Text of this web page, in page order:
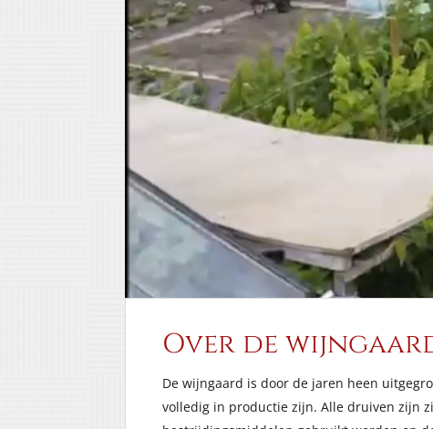
Over de
De wijngaard is door de jaren heen
volledig in productie zijn. Alle druiven zijn